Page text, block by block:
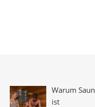
Warum
ist